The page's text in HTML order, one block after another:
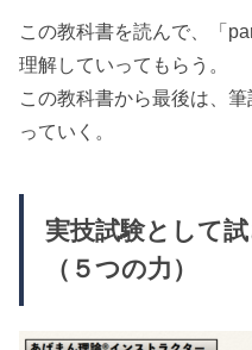
この教科書を読んで、「
理解していってもらう。
この教科書から最後は、
っていく。
実技試験として
（５つの力）